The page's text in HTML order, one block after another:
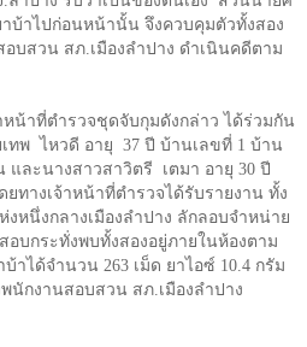
บ้าไปก่อนหน้านั้น จึงควบคุมตัวทั้งสอง
บสวน สภ.เมืองลำปาง ดำเนินคดีตาม
หน้าที่ตำรวจชุดจับกุมดังกล่าว ได้ร่วมกัน
ทพ ไหวดี อายุ 37 ปี บ้านเลขที่ 1 บ้าน
และนางสาวสาวิตรี เตมา อายุ 30 ปี
ทางเจ้าหน้าที่ตำรวจได้รับรายงาน ทั้ง
หนึ่งกลางเมืองลำปาง ลักลอบจำหน่าย
อบกระทั่งพบทั้งสองอยู่ภายในห้องตาม
บ้าได้จำนวน 263 เม็ด ยาไอซ์ 10.4 กรัม
นักงานสอบสวน สภ.เมืองลำปาง